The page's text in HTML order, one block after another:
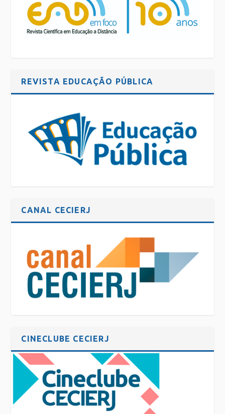
REVISTA EDUCAÇÃO PÚBLICA
CANAL CECIERJ
CINECLUBE CECIERJ